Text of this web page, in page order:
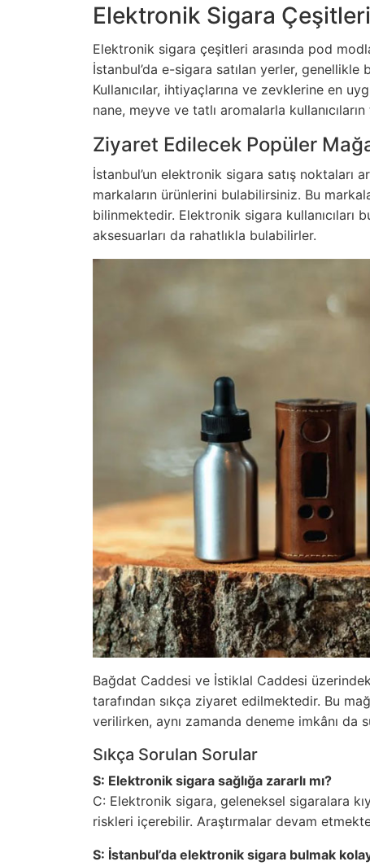
Elektronik Sigara Çeşitleri
Elektronik sigara çeşitleri arasında pod
İstanbul’da e-sigara satılan yerler,
Kullanıcılar, ihtiyaçlarına ve zevklerine en
nane, meyve ve tatlı aromalarla
Ziyaret Edilecek Popüler
İstanbul’un elektronik sigara satış noktaları
markaların ürünlerini bulabilirsiniz. Bu
bilinmektedir. Elektronik sigara
aksesuarları da rahatlıkla bulabilirler.
Bağdat Caddesi ve İstiklal Caddesi
tarafından sıkça ziyaret edilmektedir. Bu
verilirken, aynı zamanda deneme imkânı da
Sıkça Sorulan Sorular
S: Elektronik sigara sağlığa zararlı mı?
C: Elektronik sigara, geleneksel sigaralara
riskleri içerebilir. Araştırmalar devam
S: İstanbul’da elektronik sigara bulmak